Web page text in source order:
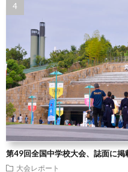
第49回全国中学校大会、誌面に
大会レポート